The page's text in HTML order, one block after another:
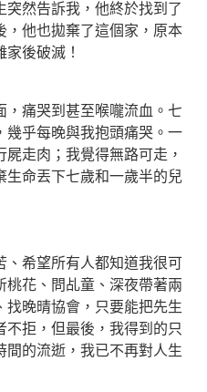
突然告訴我，他終於找到了
，他也拋棄了這個家，原本
後破滅！
，痛哭到甚至喉嚨流血。七
幾乎每晚與我抱頭痛哭。一
走肉；我覺得無路可走，
生命丟下七歲和一歲半的兒
、希望所有人都知道我很可
桃花、問乩童、深夜帶著兩
找晚晴協會，只要能把先生
不拒，但最後，我得到的只
間的流逝，我已不再對人生